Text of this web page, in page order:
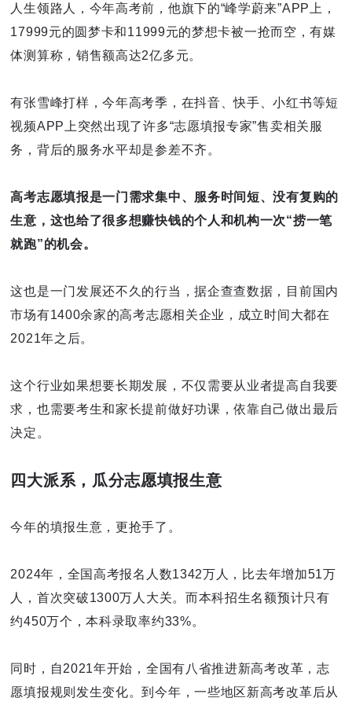
人生领路人，今年高考前，他旗下的“峰学蔚来”APP上，
17999元的圆梦卡和11999元的梦想卡被一抢而空，有媒
体测算称，销售额高达2亿多元。
有张雪峰打样，今年高考季，在抖音、快手、小红书等短
视频APP上突然出现了许多“志愿填报专家”售卖相关服
务，背后的服务水平却是参差不齐。
高考志愿填报是一门需求集中、服务时间短、没有复购的
生意，这也给了很多想赚快钱的个人和机构一次“捞一笔
就跑”的机会。
这也是一门发展还不久的行当，据企查查数据，目前国内
市场有1400余家的高考志愿相关企业，成立时间大都在
2021年之后。
这个行业如果想要长期发展，不仅需要从业者提高自我要
求，也需要考生和家长提前做好功课，依靠自己做出最后
决定。
四大派系，瓜分志愿填报生意
今年的填报生意，更抢手了。
2024年，全国高考报名人数1342万人，比去年增加51万
人，首次突破1300万人大关。而本科招生名额预计只有
约450万个，本科录取率约33%。
同时，自2021年开始，全国有八省推进新高考改革，志
愿填报规则发生变化。到今年，一些地区新高考改革后从